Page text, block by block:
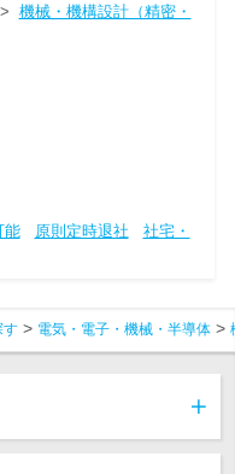
機械・機構設計（精密・
能 原則定時退社
社宅・
す 電気・電子・機械・半導体